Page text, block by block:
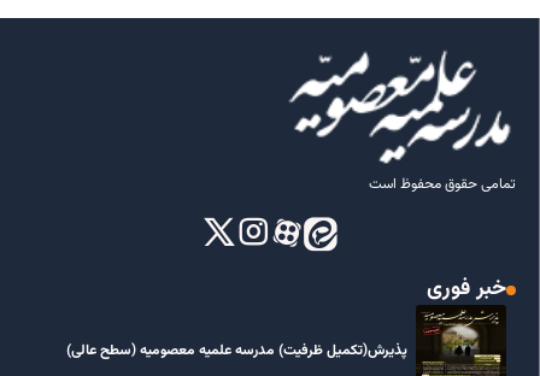
تمامی حقوق محفوظ است
خبر فوری
پذیرش(تکمیل ظرفیت) مدرسه علمیه معصومیه‌ (سطح عالی)